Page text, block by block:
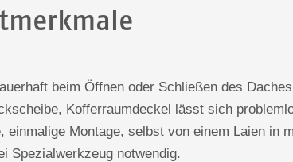
beim Öffnen oder Schließen des
Kofferraumdeckel lässt sich
einmalige Montage, selbst von einem Laien in
Spezialwerkzeug notwendig.